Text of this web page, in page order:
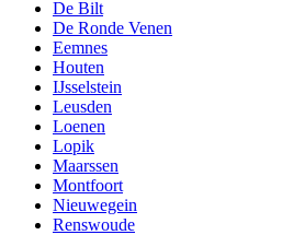
De Bilt
De Ronde Venen
Eemnes
Houten
IJsselstein
Leusden
Loenen
Lopik
Maarssen
Montfoort
Nieuwegein
Renswoude